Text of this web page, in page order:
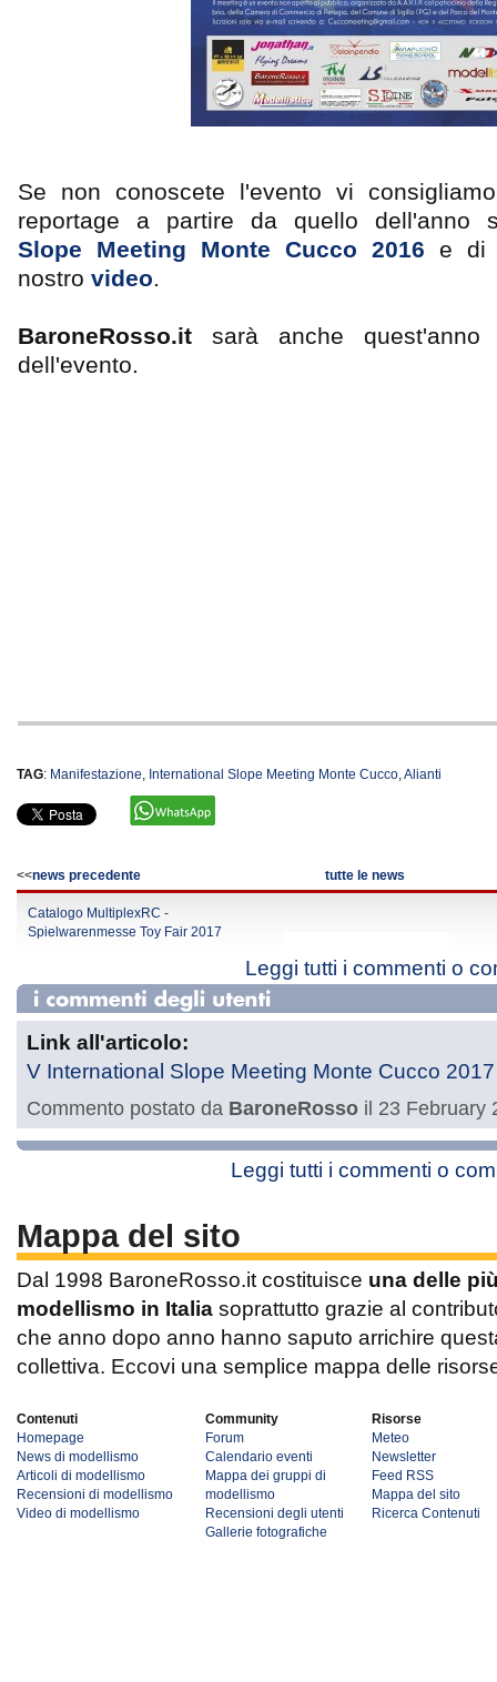
Se non conoscete l'evento vi
reportage a partire da quello dell'anno
Slope Meeting Monte Cucco 2016 e di
nostro video.
BaroneRosso.it sarà anche
dell'evento.
TAG: Manifestazione, International Slope Meeting Monte Cucco,Alianti
<<news precedente tutte le news
Catalogo MultiplexRC -
Spielwarenmesse Toy Fair 2017
Leggi tutti i commenti o
Link all'articolo:
V International Slope Meeting Monte Cucco
Commento postato da BaroneRosso il 23 February
Leggi tutti i commenti o
Mappa del sito
Dal 1998 BaroneRosso.it costituisce una delle
modellismo in Italia soprattutto grazie al
che anno dopo anno hanno saputo arrichire
collettiva. Eccovi una semplice mappa delle
Contenuti
Homepage
News di modellismo
Articoli di modellismo
Recensioni di modellismo
Video di modellismo
Community
Forum
Calendario eventi
Mappa dei gruppi di
modellismo
Recensioni degli utenti
Gallerie fotografiche
Risorse
Meteo
Newsletter
Feed RSS
Mappa del sito
Ricerca Contenuti